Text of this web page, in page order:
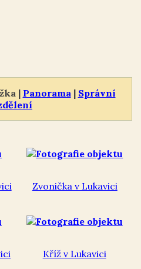
| Panorama | Správní
Zvonička v Lukavici
Kříž v Lukavici